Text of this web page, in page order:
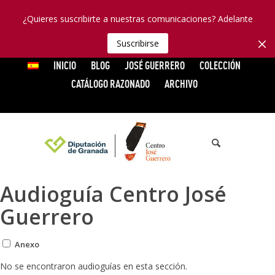
¿Quieres suscribirte a nuestras comunicaciones? Adelante
Suscribirse
INICIO BLOG JOSÉ GUERRERO
COLECCIÓN
CATÁLOGO RAZONADO
ARCHIVO
Audioguía Centro José
Guerrero
Anexo
No se encontraron audioguías en esta sección.